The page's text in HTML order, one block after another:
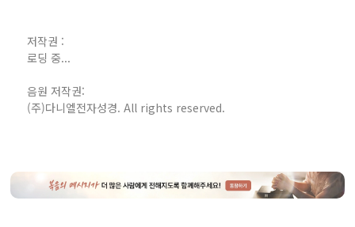
저작권 :
로딩 중...
음원 저작권:
(주)다니엘전자성경. All rights reserved.